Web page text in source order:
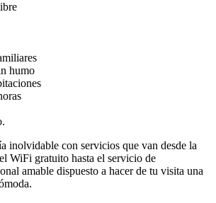
humo
inolvidable con servicios que van desde la
WiFi gratuito hasta el servicio de
amable dispuesto a hacer de tu visita una